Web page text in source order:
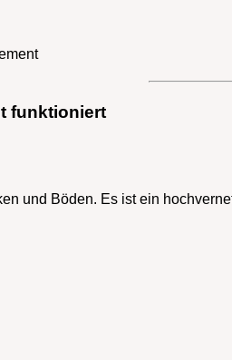
funktioniert
und Böden. Es ist ein